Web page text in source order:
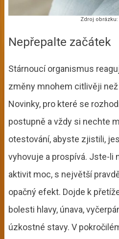
Zdroj obrázku:
Nepřepalte začátek
Stárnoucí organismus
změny mnohem citlivěji
Novinky, pro které se
postupně a vždy si nechte
otestování, abyste zjistili,
vyhovuje a prospívá. Jste-li
aktivit moc, s největší
opačný efekt. Dojde k
bolesti hlavy, únava,
úzkostné stavy. V